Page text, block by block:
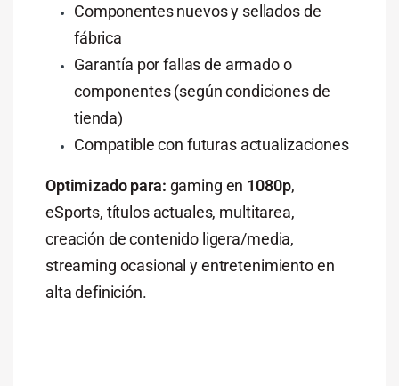
Componentes nuevos y sellados de
fábrica
Garantía por fallas de armado o
componentes (según condiciones de
tienda)
Compatible con futuras actualizaciones
Optimizado para: gaming en 1080p,
eSports, títulos actuales, multitarea,
creación de contenido ligera/media,
streaming ocasional y entretenimiento en
alta definición.